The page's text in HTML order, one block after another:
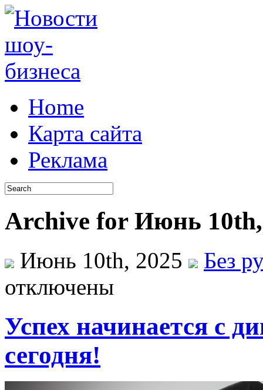
Home
Карта сайта
Реклама
Archive for Июнь 10th,
Июнь 10th, 2025
Без
отключены
Успех начинается с
сегодня!